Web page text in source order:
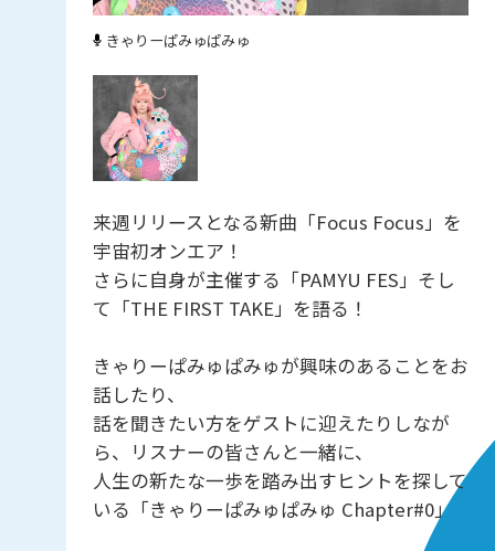
きゃりーぱみゅぱみゅ
来週リリースとなる新曲「Focus Focus」を
宇宙初オンエア！
さらに自身が主催する「PAMYU FES」そし
て「THE FIRST TAKE」を語る！
きゃりーぱみゅぱみゅが興味のあることをお
話したり、
話を聞きたい方をゲストに迎えたりしなが
ら、リスナーの皆さんと一緒に、
人生の新たな一歩を踏み出すヒントを探して
いる「きゃりーぱみゅぱみゅ Chapter#0」